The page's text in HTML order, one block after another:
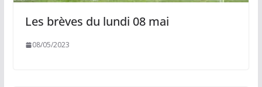
Les brèves du lundi 08 mai
08/05/2023